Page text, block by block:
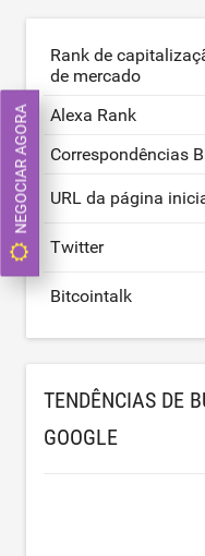
Rank de
de mercado
Alexa Rank
Correspondências
URL da página
Twitter
Bitcointalk
TENDÊNCIAS DE
GOOGLE
NEGOCIAR AGORA